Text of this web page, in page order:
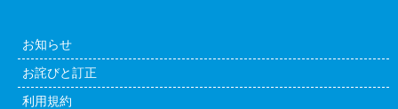
お知らせ
お詫びと訂正
利用規約